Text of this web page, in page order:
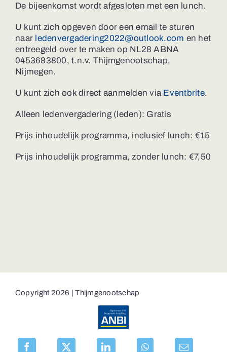
De bijeenkomst wordt afgesloten met een lunch.
U kunt zich opgeven door een email te sturen
naar ledenvergadering2022@outlook.com en het
entreegeld over te maken op NL28 ABNA
0453683800, t.n.v. Thijmgenootschap,
Nijmegen.
U kunt zich ook direct aanmelden via Eventbrite.
Alleen ledenvergadering (leden): Gratis
Prijs inhoudelijk programma, inclusief lunch: €15
Prijs inhoudelijk programma, zonder lunch: €7,50
Copyright 2026 | Thijmgenootschap